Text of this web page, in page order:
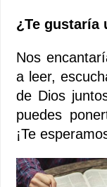
¿Te gustaría
Nos
a leer,
de Dios
puedes
¡Te